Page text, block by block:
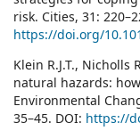
risk. Cities, 31:
https://doi.org/
Klein R.J.T., Nicholls
natural hazards:
Environmental
35–45. DOI: https://